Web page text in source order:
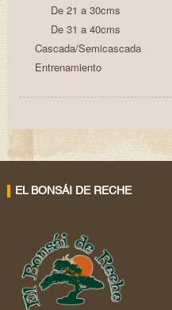
De 21 a 30cms
De 31 a 40cms
Cascada/Semicascada
Entrenamiento
EL BONSÁI DE RECHE